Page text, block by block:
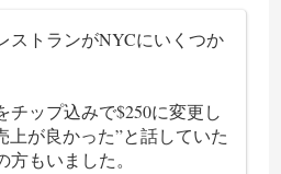
ストランがNYCにいくつか
チップ込みで$250に変更し
上が良かった”と話していた
もいました。